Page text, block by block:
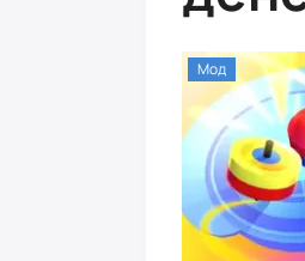
Мод